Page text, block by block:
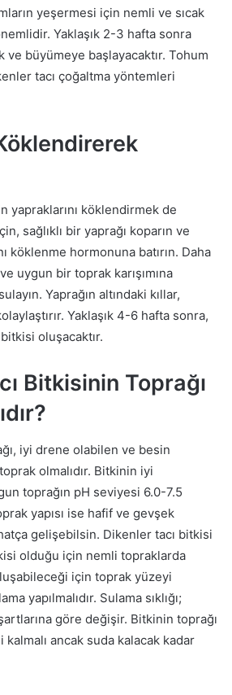
yeşermesi için nemli ve sıcak
Yaklaşık 2-3 hafta sonra
büyümeye başlayacaktır. Tohum
tacı çoğaltma yöntemleri
yapraklarını köklendirmek de
sağlıklı bir yaprağı koparın ve
köklenme hormonuna batırın. Daha
uygun bir toprak karışımına
Yaprağın altındaki kıllar,
Yaklaşık 4-6 hafta sonra,
oluşacaktır.
Bitkisinin Toprağı
iyi drene olabilen ve besin
olmalıdır. Bitkinin iyi
toprağın pH seviyesi 6.0-7.5
yapısı ise hafif ve gevşek
gelişebilsin. Dikenler tacı bitkisi
olduğu için nemli topraklarda
için toprak yüzeyi
yapılmalıdır. Sulama sıklığı;
şartlarına göre değişir. Bitkinin toprağı
ancak suda kalacak kadar